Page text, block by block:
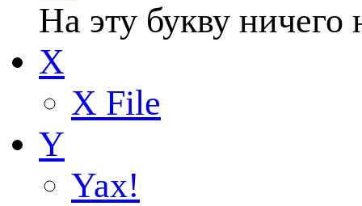
На эту букву ничего
X
X File
Y
Yax!